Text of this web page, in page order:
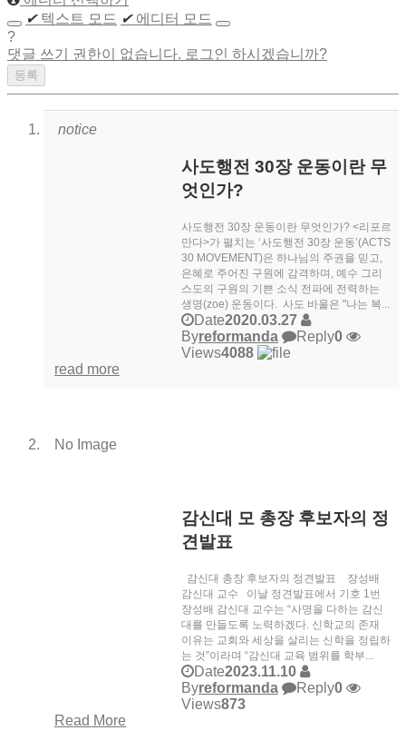
✔ 텍스트 모드 ✔ 에디터 모드
?
댓글 쓰기 권한이 없습니다. 로그인 하시겠습니까?
notice
사도행전 30장 운동이란 무
엇인가?
사도행전 30장 운동이란 무엇인가? <리포르
만다>가 펼치는 ‘사도행전 30장 운동’(ACTS
30 MOVEMENT)은 하나님의 주권을 믿고,
은혜로 주어진 구원에 감격하며, 예수 그리
스도의 구원의 기쁜 소식 전파에 전력하는
생명(zoe) 운동이다. 사도 바울은 "나는 복...
Date2020.03.27
Byreformanda Reply0
Views4088
read more
No Image
감신대 모 총장 후보자의 정
견발표
감신대 총장 후보자의 정견발표 장성배
감신대 교수 이날 정견발표에서 기호 1번
장성배 감신대 교수는 “사명을 다하는 감신
대를 만들도록 노력하겠다. 신학교의 존재
이유는 교회와 세상을 살리는 신학을 정립하
는 것”이라며 “감신대 교육 범위를 학부...
Date2023.11.10
Byreformanda Reply0
Views873
Read More